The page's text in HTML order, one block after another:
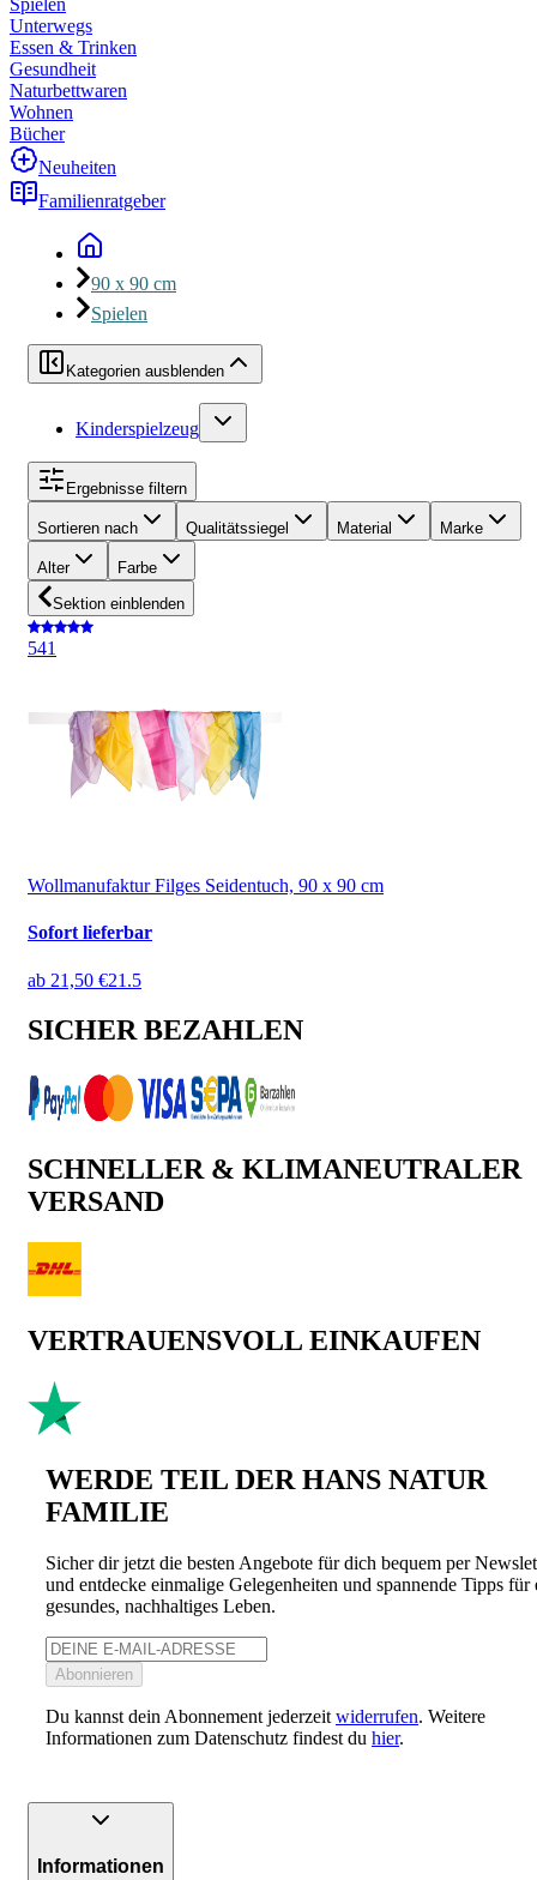
Spielen
Unterwegs
Essen & Trinken
Gesundheit
Naturbettwaren
Wohnen
Bücher
Neuheiten
Familienratgeber
90 x 90 cm
Spielen
Kategorien ausblenden
Kinderspielzeug
Ergebnisse filtern
Sortieren nach Qualitätssiegel Material Marke
Alter
Farbe
Sektion einblenden
541
Wollmanufaktur Filges Seidentuch, 90 x 90 cm
Sofort lieferbar
ab 21,50 €21.5
SICHER BEZAHLEN
SCHNELLER & KLIMANEUTRALER
VERSAND
VERTRAUENSVOLL EINKAUFEN
WERDE TEIL DER HANS NATUR
FAMILIE
Sicher dir jetzt die besten Angebote für dich bequem per
und entdecke einmalige Gelegenheiten und spannende Tipps für
gesundes, nachhaltiges Leben.
Abonnieren
Du kannst dein Abonnement jederzeit widerrufen. Weitere
Informationen zum Datenschutz findest du hier.
Informationen